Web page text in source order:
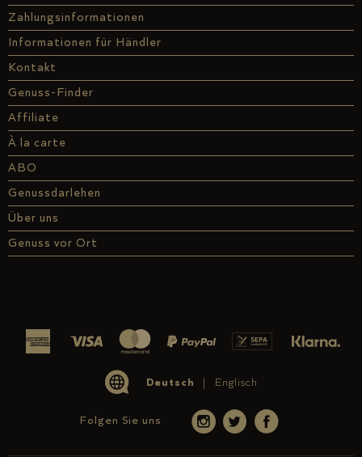
Zahlungsinformationen
Informationen für Händler
Kontakt
Genuss-Finder
Affiliate
À la carte
ABO
Genussdarlehen
Über uns
Genuss vor Ort
Deutsch Englisch
Folgen Sie uns